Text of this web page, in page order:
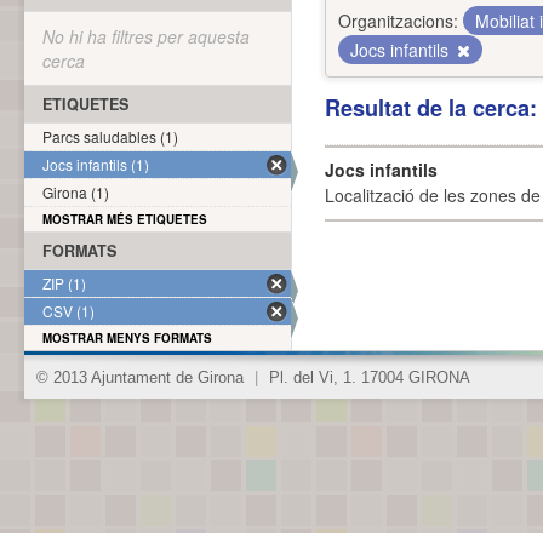
Organitzacions:
Mobiliat
Jocs infantils
Resultat de la
Jocs infantils
Localització de les zones
No hi ha filtres per aquesta
cerca
ETIQUETES
Parcs saludables (1)
Jocs infantils (1)
Girona (1)
MOSTRAR MÉS ETIQUETES
FORMATS
ZIP (1)
CSV (1)
MOSTRAR MENYS FORMATS
© 2013 Ajuntament de Girona Pl. del Vi, 1. 17004 GIRONA